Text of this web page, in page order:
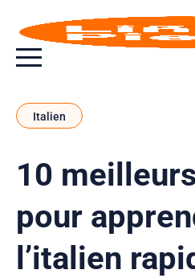
Bouton bascule de menu
Italien
10
pour
l’italien